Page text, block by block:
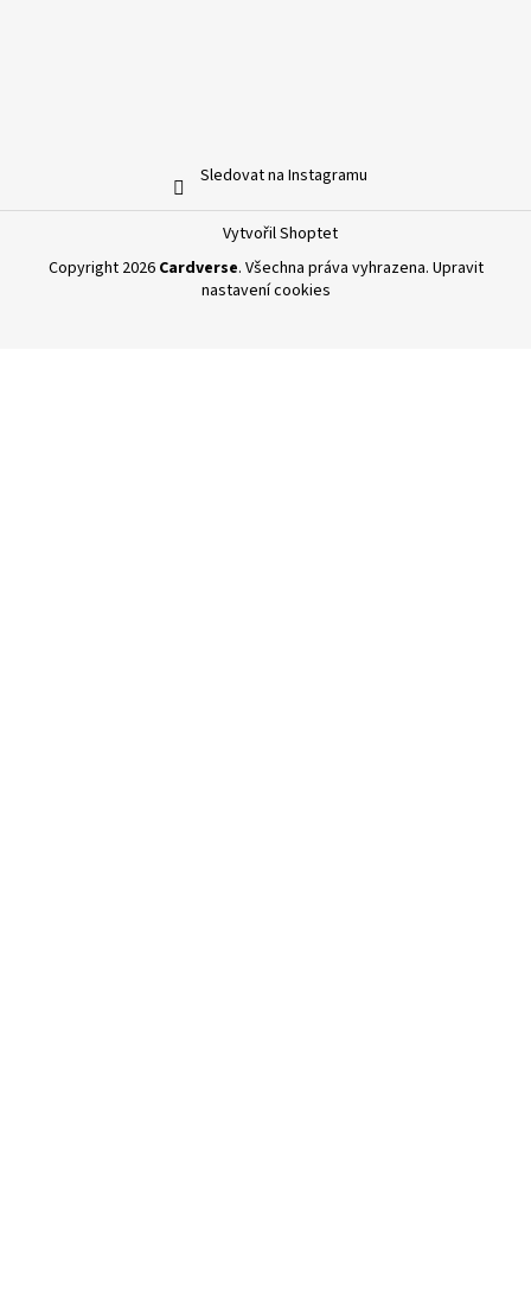
Sledovat na Instagramu
Vytvořil Shoptet
Copyright 2026 Cardverse. Všechna práva vyhrazena. Upravit
nastavení cookies